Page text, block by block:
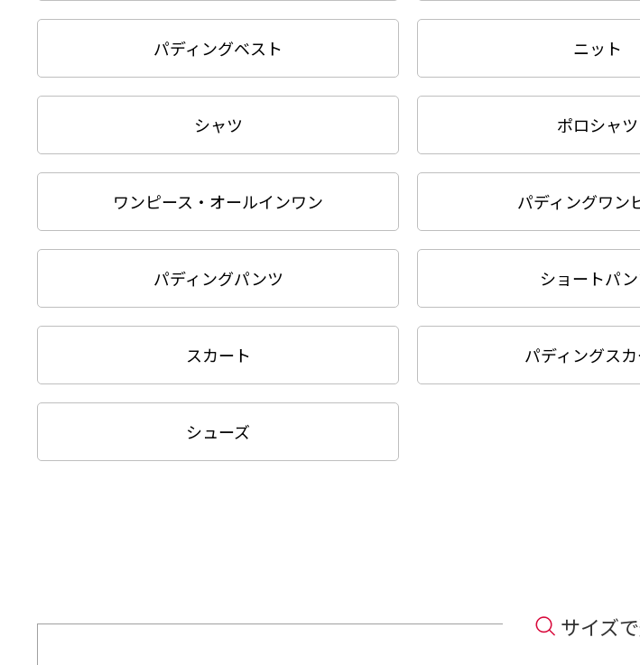
パディングベスト ニット
シャツ ポロシャツ
ワンピース・オールインワン パディングワン
パディングパンツ ショートパ
スカート パディングス
シューズ
サイズ